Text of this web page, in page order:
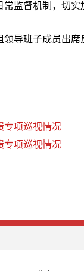
监督机制，切实
导班子成员出
专项巡视情况
专项巡视情况